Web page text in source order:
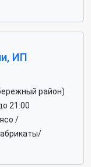
ИП
район)
21:00
/